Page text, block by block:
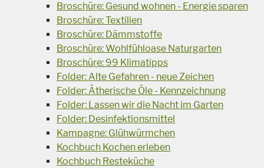
Broschüre: Gesund wohnen - Energie sparen
Broschüre: Textilien
Broschüre: Dämmstoffe
Broschüre: Wohlfühloase Naturgarten
Broschüre: 99 Klimatipps
Folder: Alte Gefahren - neue Zeichen
Folder: Ätherische Öle - Kennzeichnung
Folder: Lassen wir die Nacht im Garten
Folder: Desinfektionsmittel
Kampagne: Glühwürmchen
Kochbuch Kochen erleben
Kochbuch Resteküche